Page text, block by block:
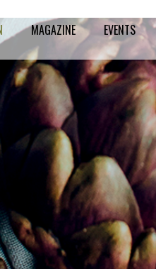
MAGAZINE EVENTS